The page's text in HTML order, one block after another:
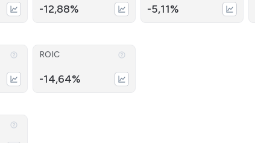
-12,88% -5,11%
ROIC
-14,64%